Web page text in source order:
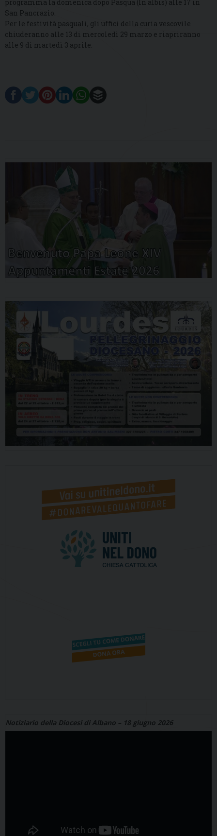
programma la domenica dopo Pasqua (In albis) alle 17 in
San Pancrazio.
Per le festività pasquali, gli uffici della curia vescovile
chiuderanno alle 13 di mercoledì 29 marzo e riapriranno
alle 9 di martedì 3 aprile.
Notiziario della Diocesi di Albano – 18 giugno 2026